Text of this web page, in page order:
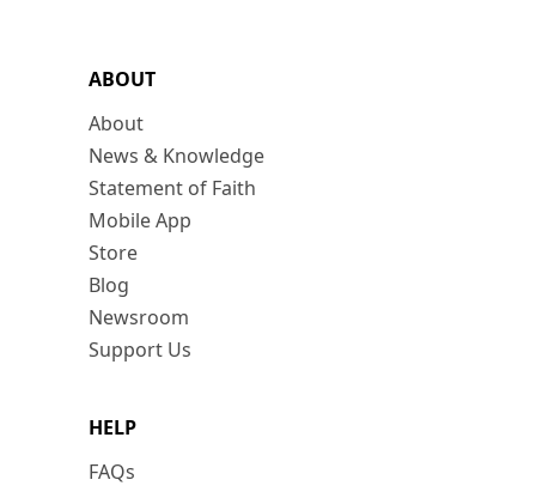
ABOUT
About
News & Knowledge
Statement of Faith
Mobile App
Store
Blog
Newsroom
Support Us
HELP
FAQs